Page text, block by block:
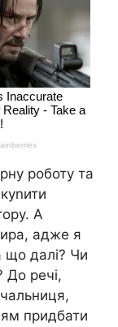
роботу та
А
адже я
що далі? Чи
До речі,
придбати